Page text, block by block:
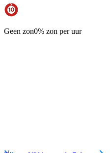
Geen zon0% zon per uur